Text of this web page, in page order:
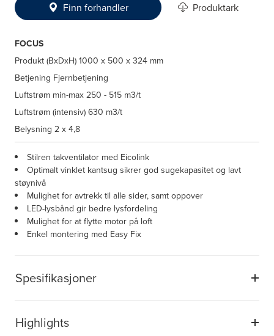
Spesifikasjoner
Highlights
Finn forhandler Produktark
FOCUS
Produkt (BxDxH) 1000 x 500 x 324 mm
Betjening Fjernbetjening
Luftstrøm min-max 250 - 515 m3/t
Luftstrøm (intensiv) 630 m3/t
Belysning 2 x 4,8
Stilren takventilator med Eicolink
Optimalt vinklet kantsug sikrer god sugekapasitet og lavt
støynivå
Mulighet for avtrekk til alle sider, samt oppover
LED-lysbånd gir bedre lysfordeling
Mulighet for at flytte motor på loft
Enkel montering med Easy Fix